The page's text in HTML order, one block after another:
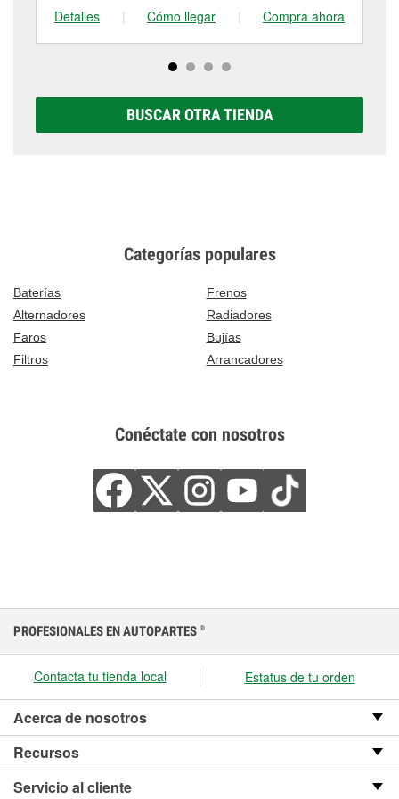
Detalles
| Cómo llegar | Compra ahora
BUSCAR OTRA TIENDA
Categorías populares
Baterías
Frenos
Alternadores
Radiadores
Faros
Bujías
Filtros
Arrancadores
Conéctate con nosotros
PROFESIONALES EN AUTOPARTES ®
Contacta tu tienda local Estatus de tu orden
Acerca de nosotros
Recursos
Servicio al cliente